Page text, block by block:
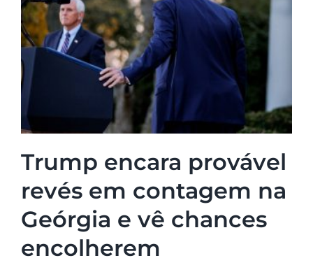
Trump encara provável
revés em contagem na
Geórgia e vê chances
encolherem